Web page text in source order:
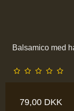
Balsamico med
79,00 DKK